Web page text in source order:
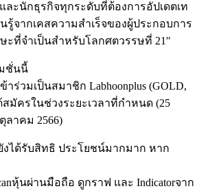
ละนักธุรกิจทุกระดับที่ต้องการอัปเดตเท
รู้จากเคสความสำเร็จของผู้ประกอบการ
ะที่จำเป็นสำหรับโลกศตวรรษที่ 21″
ชั่นนี้
ร่วมเป็นสมาชิก Labhoonplus (GOLD,
สมัครในช่วงระยะเวลาที่กำหนด (25
ลาคม 2566)
ได้รับสิทธิ ประโยชน์มากมาก หาก
หุ้นผ่านมือถือ ดูกราฟ และ Indicatorจาก